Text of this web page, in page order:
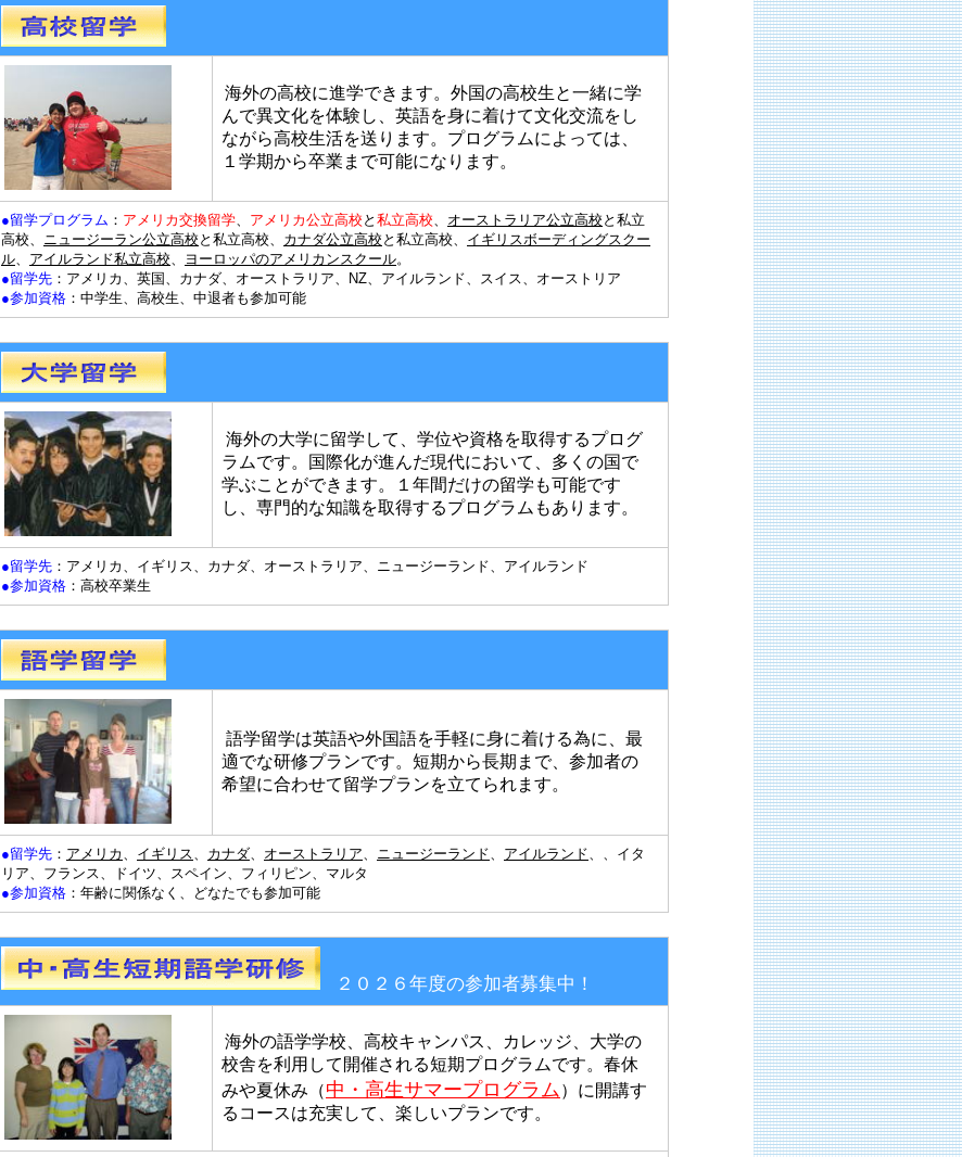
海外の高校に進学できます。外国の高校生と一緒に学
んで異文化を体験し、英語を身に着けて文化交流をし
ながら高校生活を送ります。プログラムによっては、
１学期から卒業まで可能になります。
●留学プログラム ： アメリカ交換留学、 アメリカ公立高校 と 私立高校、 オーストラリア公立高校 と私立
高校、 ニュージーラン公立高校 と私立高校、 カナダ公立高校 と私立高校、 イギリスボーディングスクー
ル、 アイルランド私立高校、 ヨーロッパのアメリカンスクール。
●留学先 ：アメリカ、英国、カナダ、オーストラリア、NZ、アイルランド、スイス、オーストリア
●参加資格 ：中学生、高校生、中退者も参加可能
海外の大学に留学して、学位や資格を取得するプログ
ラムです。国際化が進んだ現代において、多くの国で
学ぶことができます。１年間だけの留学も可能です
し、専門的な知識を取得するプログラムもあります。
●留学先 ：アメリカ、イギリス、カナダ、オーストラリア、ニュージーランド、アイルランド
●参加資格 ：高校卒業生
語学留学は英語や外国語を手軽に身に着ける為に、最
適でな研修プランです。短期から長期まで、参加者の
希望に合わせて留学プランを立てられます。
●留学先 ： アメリカ 、 イギリス、 カナダ、 オーストラリア、 ニュージーランド、 アイルランド、、イタ
リア、フランス、ドイツ、スペイン、フィリピン、マルタ
●参加資格 ：年齢に関係なく、どなたでも参加可能
２０２６年度の参加者募集中！
海外の語学学校、高校キャンパス、カレッジ、大学の
校舎を利用して開催される短期プログラムです。春休
みや夏休み（中・高生サマープログラム）に開講す
るコースは充実して、楽しいプランです。